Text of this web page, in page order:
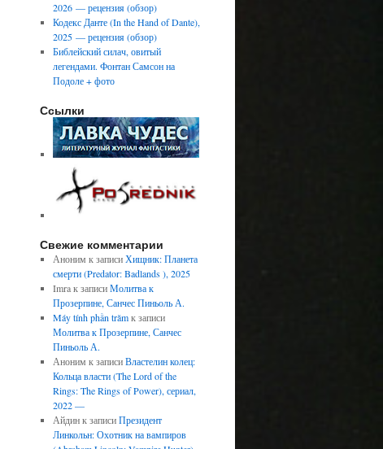
2026 — рецензия (обзор)
Кодекс Данте (In the Hand of Dante),
2025 — рецензия (обзор)
Библейский силач, овитый
легендами. Фонтан Самсон на
Подоле + фото
Ссылки
Свежие комментарии
Аноним к записиХищник: Планета
смерти (Predator: Badlands ), 2025
Imraк записиМолитва к
Прозерпине, Санчес Пиньоль А.
Máy tính phần trămк записи
Молитва к Прозерпине, Санчес
Пиньоль А.
Аноним к записиВластелин колец:
Кольца власти (The Lord of the
Rings: The Rings of Power), сериал,
2022 —
Айдинк записиПрезидент
Линкольн: Охотник на вампиров